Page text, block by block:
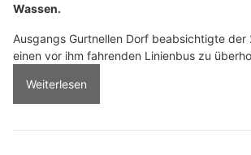
Wassen.
Ausgangs Gurtnellen Dorf beabsichtigte der
einen vor ihm fahrenden Linienbus zu
Weiterlesen